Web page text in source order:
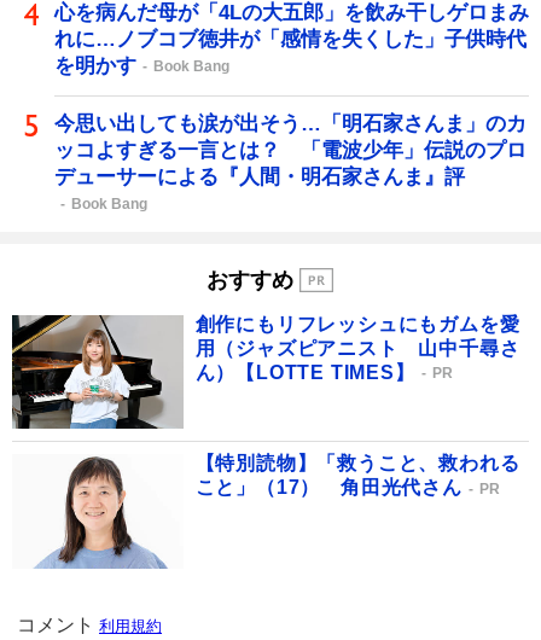
心を病んだ母が「4Lの大五郎」を飲み干しゲロまみ
れに…ノブコブ徳井が「感情を失くした」子供時代
を明かす
Book Bang
今思い出しても涙が出そう…「明石家さんま」のカ
ッコよすぎる一言とは？ 「電波少年」伝説のプロ
デューサーによる『人間・明石家さんま』評
Book Bang
おすすめ
創作にもリフレッシュにもガムを愛
用（ジャズピアニスト 山中千尋さ
ん）【LOTTE TIMES】
PR
【特別読物】「救うこと、救われる
こと」（17） 角田光代さん
PR